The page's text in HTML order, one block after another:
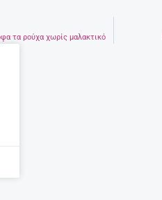
τα ρούχα χωρίς μαλακτικό